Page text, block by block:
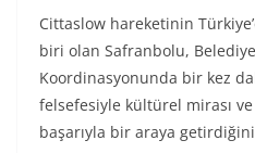
Cittaslow hareketinin
biri olan Safranbolu,
Koordinasyonunda bir kez
felsefesiyle kültürel mirası
başarıyla bir araya